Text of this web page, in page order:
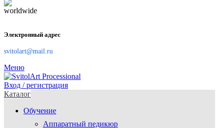
Электронный адрес
svitolart@mail.ru
Меню
Вход / регистрация
Каталог
Обучение
Аппаратный педикюр